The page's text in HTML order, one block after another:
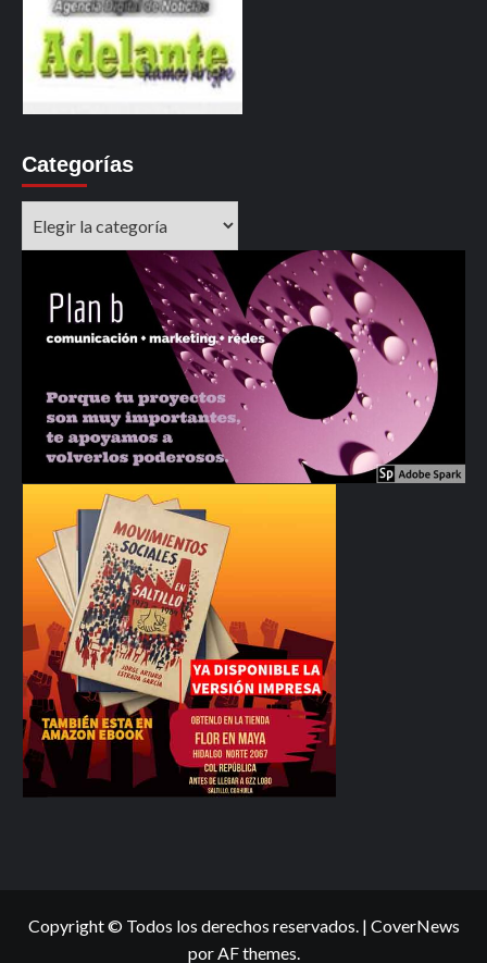
Categorías
Copyright © Todos los derechos reservados. | CoverNews
por AF themes.